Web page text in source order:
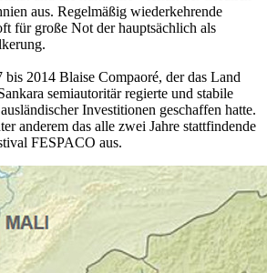
aus. Regelmäßig wiederkehrende
für große Not der hauptsächlich als
bis 2014 Blaise Compaoré, der das Land
semiautoritär regierte und stabile
Investitionen geschaffen hatte.
anderem das alle zwei Jahre stattfindende
FESPACO aus.